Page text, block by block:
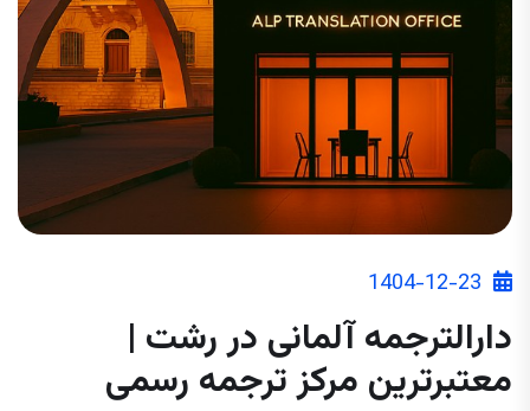
1404-12-23
دارالترجمه آلمانی در رشت |
معتبرترین مرکز ترجمه رسمی